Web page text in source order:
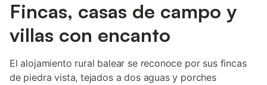
Fincas, casas de campo y
villas con encanto
El alojamiento rural balear se reconoce por sus fincas
de piedra vista, tejados a dos aguas y porches